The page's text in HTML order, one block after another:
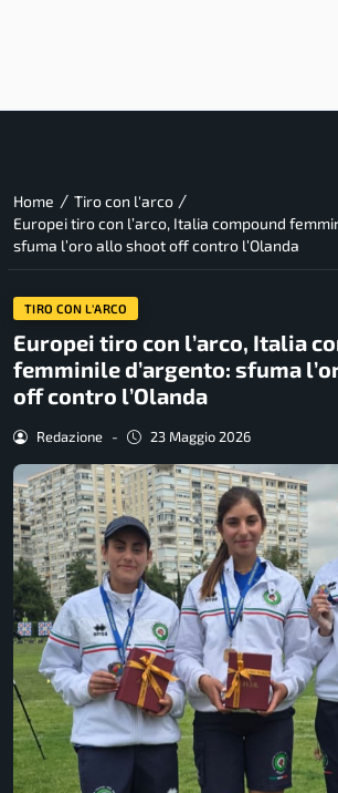
Home / Tiro con l'arco /
Europei tiro con l’arco, Italia compound
sfuma l’oro allo shoot off contro l’Olanda
TIRO CON L'ARCO
Europei tiro con l’arco, Italia
femminile d’argento: sfuma
off contro l’Olanda
Redazione - 23 Maggio 2026